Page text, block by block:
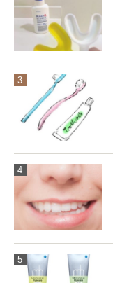
3
4
5